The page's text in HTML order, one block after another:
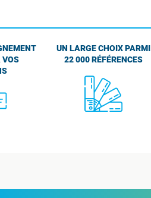
VOS
UN LARGE CHOIX PARMI
22 000 RÉFÉRENCES